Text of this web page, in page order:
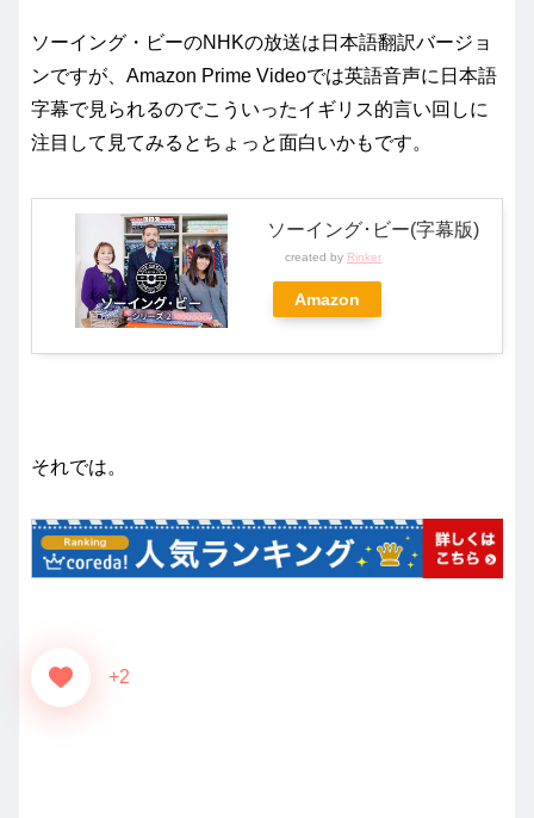
ソーイング・ビーのNHKの放送は日本語翻訳バージョ
ンですが、Amazon Prime Videoでは英語音声に日本語
字幕で見られるのでこういったイギリス的言い回しに
注目して見てみるとちょっと面白いかもです。
ソーイング･ビー(字幕版)
created by Rinker
Amazon
それでは。
+2